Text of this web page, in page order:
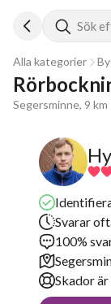
Sök
Alla kategorier
Segersminne, 9 km
Svarar
100%
Skador